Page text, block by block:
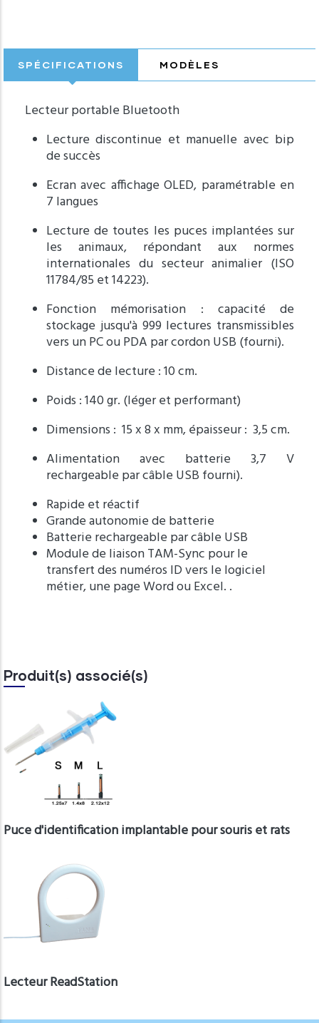
SPÉCIFICATIONS MODÈLES
Lecteur portable Bluetooth
Lecture discontinue et manuelle avec bip
de succès
Ecran avec affichage OLED, paramétrable en
7 langues
Lecture de toutes les puces implantées sur
les animaux, répondant aux normes
internationales du secteur animalier (ISO
11784/85 et 14223).
Fonction mémorisation : capacité de
stockage jusqu'à 999 lectures transmissibles
vers un PC ou PDA par cordon USB (fourni).
Distance de lecture : 10 cm.
Poids : 140 gr. (léger et performant)
Dimensions : 15 x 8 x mm, épaisseur : 3,5 cm.
Alimentation avec batterie 3,7 V
rechargeable par câble USB fourni).
Rapide et réactif
Grande autonomie de batterie
Batterie rechargeable par câble USB
Module de liaison TAM-Sync pour le
transfert des numéros ID vers le logiciel
métier, une page Word ou Excel. .
Produit(s) associé(s)
Puce d'identification implantable pour souris et rats
Lecteur ReadStation